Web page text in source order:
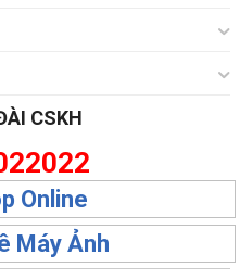
CSKH
Online
Máy Ảnh